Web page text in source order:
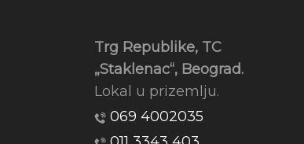
Trg Republike, TC
„Staklenac“, Beograd.
Lokal u prizemlju.
069 4002035